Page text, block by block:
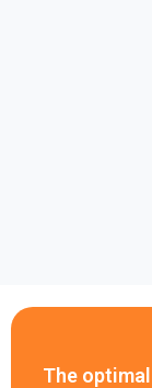
The